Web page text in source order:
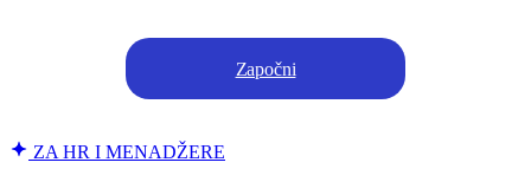
Započni
ZA HR I MENADŽERE